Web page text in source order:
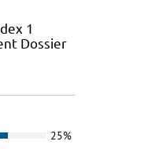
1
Dossier
25%